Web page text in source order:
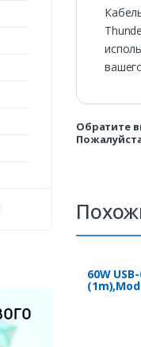
Обратите
60W